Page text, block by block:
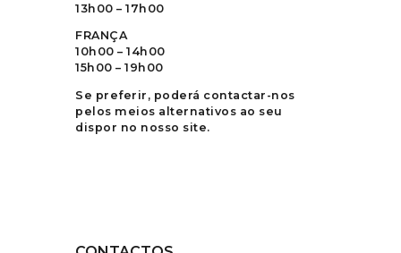
13h00 – 17h00
FRANÇA
10h00 – 14h00
15h00 – 19h00
Se preferir, poderá contactar-nos
pelos meios alternativos ao seu
dispor no nosso site.